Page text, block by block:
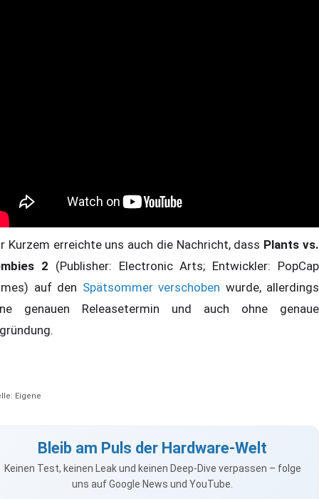
Kurzem erreichte uns auch die Nachricht, dass Plants vs.
2 (Publisher: Electronic Arts; Entwickler: PopCap
auf den Spätsommer verschoben wurde, allerdings
genauen Releasetermin und auch ohne genaue
Eigene
Bleib am Puls der Hardware-Welt
Keinen Test, keinen Leak und keinen Deep-Dive verpassen – folge
uns auf Google News und YouTube.